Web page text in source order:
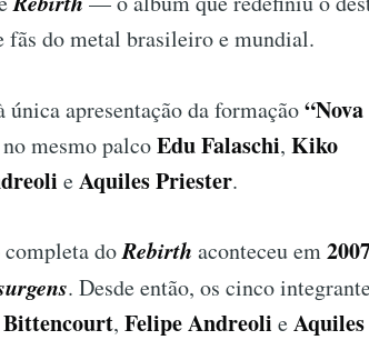
fãs do metal brasileiro e mundial.
apresentação da formação“Nova
mesmo palcoEdu Falaschi, Kiko
eAquiles Priester.
completa doRebirth aconteceu em
. Desde então, os cinco
, Felipe Andreoli eAquiles